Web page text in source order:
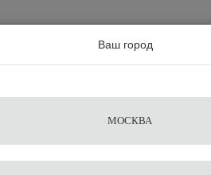
средства
Ваш город
МОСКВА